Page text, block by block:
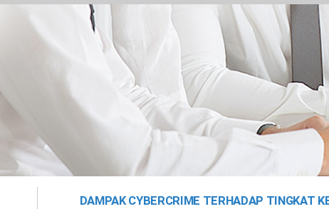
DAMPAK CYBERCRIME TERHADAP TINGKAT